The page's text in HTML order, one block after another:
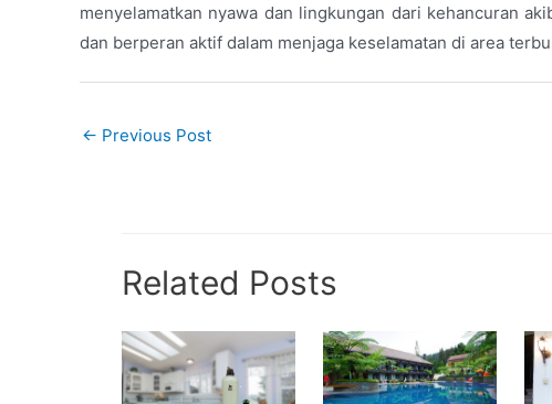
menyelamatkan nyawa dan lingkungan dari kehancuran
dan berperan aktif dalam menjaga keselamatan di area
← Previous Post
Related Posts